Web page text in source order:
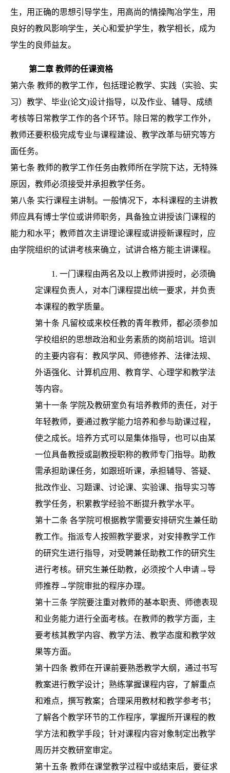
生，用正确的思想引导学生，用高尚的情操陶冶学生，用
良好的教风影响学生，关心和爱护学生，教学相长，成为
学生的良师益友。
第二章 教师的任课资格
第六条 教师的教学工作，包括理论教学、实践（实验、实
习）教学、毕业(论文)设计指导，以及作业、辅导、成绩
考核等日常教学工作的各个环节。除日常的教学工作外，
教师还要积极完成专业与课程建设、教学改革与研究等方
面任务。
第七条 教师的教学工作任务由教师所在学院下达，无特殊
原因，教师必须接受并承担教学任务。
第八条 实行课程主讲制。一般情况下，本科课程的主讲教
师应具有博士学位或讲师职务，具备独立讲授该门课程的
能力和水平；教师首次主讲理论课程或讲授新课程时，应
由学院组织的试讲考核来确立，试讲合格方能主讲课程。
1. 一门课程由两名及以上教师讲授时，必须确
定课程负责人，对本门课程提出统一要求，并负责
本课程的教学质量。
第十条 凡留校或来校任教的青年教师，都必须参加
学校组织的思想政治和业务素质的岗前培训。培训
的主要内容有：教风学风、师德修养、法律法规、
外语强化、计算机应用、教育学、心理学和教学法
等内容。
第十一条 学院及教研室负有培养教师的责任，对于
年轻教师，要通过教学能力培养和参与助课过程，
使之成长。培养方式可以是集体指导，也可以由某
一位具备教授或副教授职称的教师专门指导。助教
需承担助课任务，如跟班听课，承担辅导、答疑、
批改作业、习题课、讨论课、实验课、指导实习等
教学任务，积累教学经验不断提升教学水平。
第十二条 各学院可根据教学需要安排研究生兼任助
教工作。指派专人按照教学要求，对安排教学工作
的研究生进行指导，对受聘兼任助教工作的研究生
进行考核。研究生兼任助教，必须按个人申请→导
师推荐→学院审批的程序办理。
第十三条 学院要注重对教师的基本职责、师德表现
和业务能力进行全面考核。在教师的教学方面，主
要考核其教学内容、教学方法、教学态度和教学效
果等方面。
第十四条 教师在开课前要熟悉教学大纲，通过书写
教案进行教学设计；熟练掌握课程内容，了解重点
和难点，撰写教案；合理采用教材和教学参考书；
了解各个教学环节的工作程序，掌握所开课程的教
学方法和教学手段；针对课程内容对象制定出教学
周历并交教研室审定。
第十五条 教师在课堂教学过程中或结束后，要征求